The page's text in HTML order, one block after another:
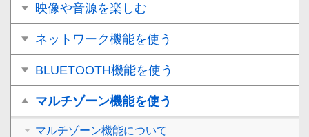
映像や音源を楽しむ
ネットワーク機能を使う
BLUETOOTH機能を使う
マルチゾーン機能を使う
マルチゾーン機能について